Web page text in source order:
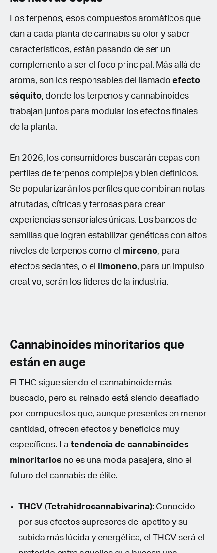
Los terpenos, esos compuestos aromáticos que
dan a cada planta de cannabis su olor y sabor
característicos, están pasando de ser un
complemento a ser el foco principal. Más allá del
aroma, son los responsables del llamado efecto
séquito, donde los terpenos y cannabinoides
trabajan juntos para modular los efectos finales
de la planta.
En 2026, los consumidores buscarán cepas con
perfiles de terpenos complejos y bien definidos.
Se popularizarán los perfiles que combinan notas
afrutadas, cítricas y terrosas para crear
experiencias sensoriales únicas. Los bancos de
semillas que logren estabilizar genéticas con altos
niveles de terpenos como el mirceno, para
efectos sedantes, o el
limoneno, para un impulso
creativo, serán los líderes de la industria.
Cannabinoides minoritarios que
están en auge
El THC sigue siendo el cannabinoide más
buscado, pero su reinado está siendo desafiado
por compuestos que, aunque presentes en menor
cantidad, ofrecen efectos y beneficios muy
específicos. La tendencia de cannabinoides
minoritarios no es una moda pasajera, sino el
futuro del cannabis de élite.
THCV (Tetrahidrocannabivarina): Conocido
por sus efectos supresores del apetito y su
subida más lúcida y energética, el THCV será el